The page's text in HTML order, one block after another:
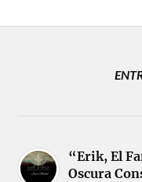
“Erik, El
Oscura